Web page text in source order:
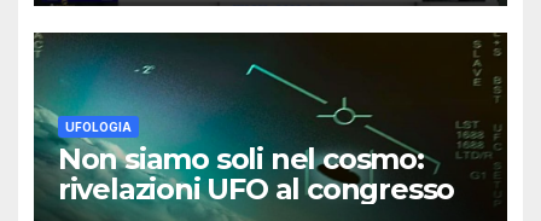
UFOLOGIA
Non siamo soli nel cosmo:
rivelazioni UFO al congresso